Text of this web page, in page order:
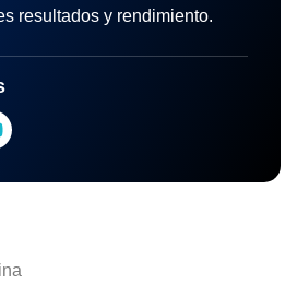
resultados y rendimiento.